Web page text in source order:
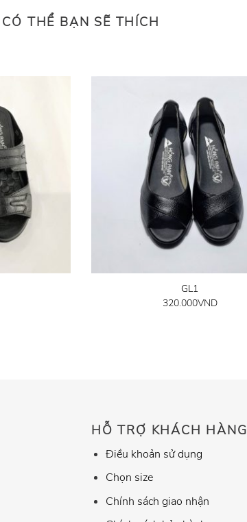
CÓ THỂ BẠN SẼ THÍCH
GL1
320.000VND
HỖ TRỢ KHÁCH HÀNG
Điều khoản sử dụng
Chọn size
Chính sách giao nhận